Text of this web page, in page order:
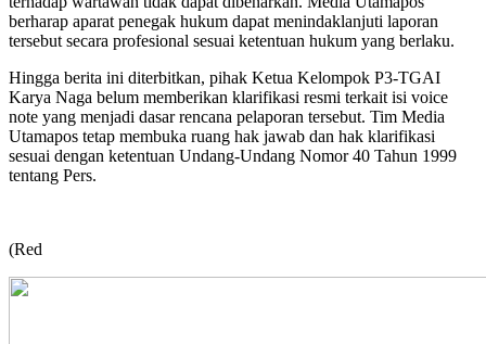
berharap aparat penegak hukum dapat menindaklanjuti laporan
tersebut secara profesional sesuai ketentuan hukum yang berlaku.
Hingga berita ini diterbitkan, pihak Ketua Kelompok P3-TGAI
Karya Naga belum memberikan klarifikasi resmi terkait isi voice
note yang menjadi dasar rencana pelaporan tersebut. Tim Media
Utamapos tetap membuka ruang hak jawab dan hak klarifikasi
sesuai dengan ketentuan Undang-Undang Nomor 40 Tahun 1999
tentang Pers.
(Red